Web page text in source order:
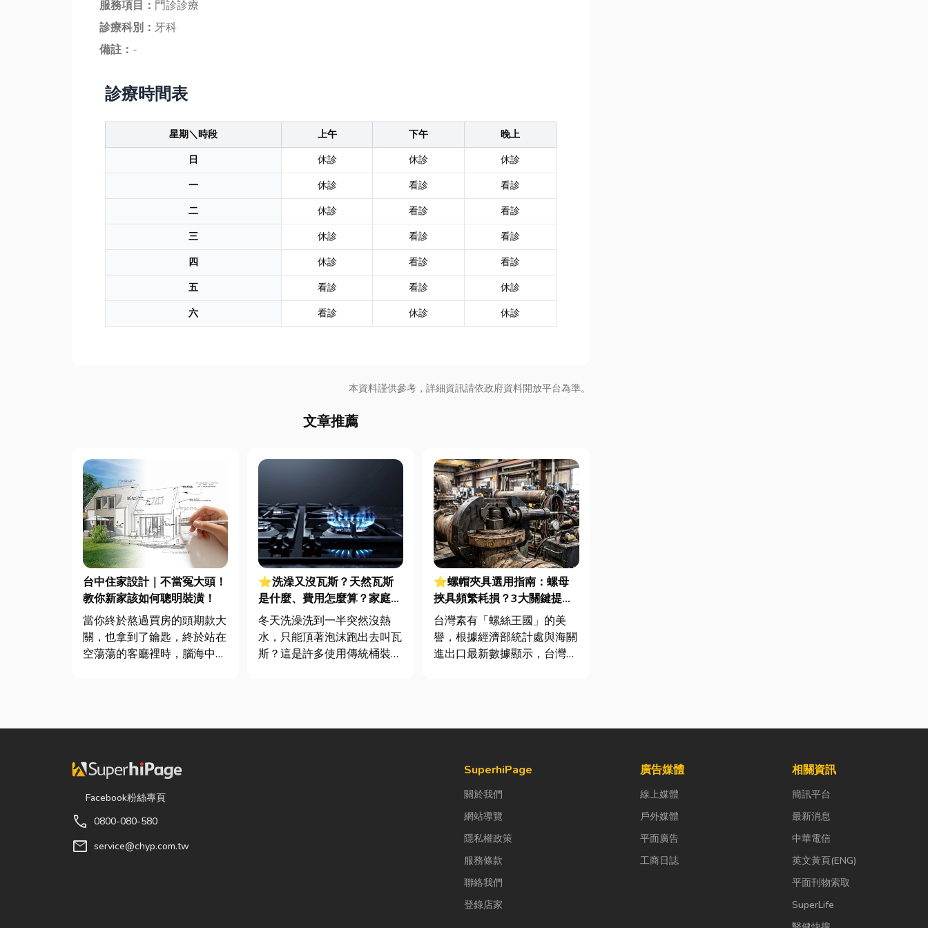
服務項目： 門診診療
診療科別： 牙科
備註： -
診療時間表
星期＼時段 上午 下午
晚上
日
休診 休診
休診
一
休診 看診
看診
二
休診 看診
看診
三
休診 看診
看診
四
休診 看診
看診
五
看診 看診
休診
六
看診 休診 休診
本資料謹供參考，詳細資訊請依政府資料開放平台為準。
文章推薦
台中住家設計｜不當冤大頭！
教你新家該如何聰明裝潢！
當你終於熬過買房的頭期款大
關，也拿到了鑰匙，終於站在
空蕩蕩的客廳裡時，腦海中是
很多...
⭐洗澡又沒瓦斯？天然瓦斯
是什麼、費用怎麼算？家庭能
源選擇與配管工程全解析
冬天洗澡洗到一半突然沒熱
水，只能頂著泡沫跑出去叫瓦
斯？這是許多使用傳統桶裝瓦
⭐螺帽夾具選用指南：螺母
挾具頻繁耗損？3大關鍵提升
扣件成型良率與壽命
台灣素有「螺絲王國」的美
譽，根據經濟部統計處與海關
進出口最新數據顯示，台灣扣
Facebook粉絲專頁
call 0800-080-580
mail service@chyp.com.tw
SuperhiPage
關於我們
網站導覽
隱私權政策
服務條款
聯絡我們
登錄店家
廣告媒體
線上媒體
戶外媒體
平面廣告
工商日誌
相關資訊
簡訊平台
最新消息
中華電信
英文黃頁(ENG)
平面刊物索取
SuperLife